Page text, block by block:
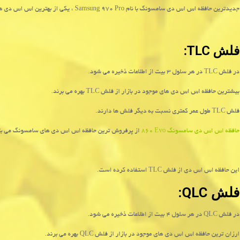
جدیدترین حافظه اس اس دی سامسونگ با نام Samsung 970 Pro ، یکی از بهترین اس اس دی
فلش TLC
:
در فلش TLC در هر سلول ۳ بیت از اطلاعات ذخیره می شود.
بیشترین حافظه اس اس دی های موجود در بازار از فلش TLC بهره می برند.
فلش TLC طول عمر کمتری نسبت به دیگر فلش ها دارند.
حافظه اس اس دی سامسونگ ۸۶۰ Evo از پرفروش ترین حافظه اس اس دی های سامسونگ می
این حافظه اس اس دی از فلش TLC استفاده کرده است.
فلش QLC
:
در فلش QLC در هر سلول ۴ بیت از اطلاعات ذخیره می شود.
ارزان ترین حافظه اس اس دی های موجود در بازار از فلش QLC بهره می برند.